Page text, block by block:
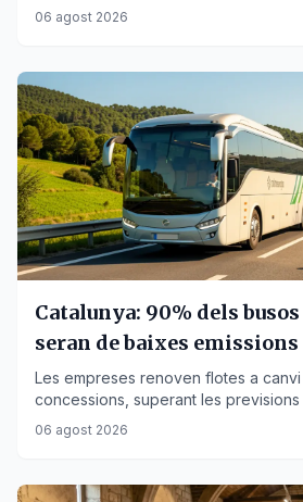
de l'Alt Empordà.
06 agost 2026
Catalunya: 90% dels
seran de baixes emissions
Les empreses renoven flotes a
concessions, superant les
06 agost 2026